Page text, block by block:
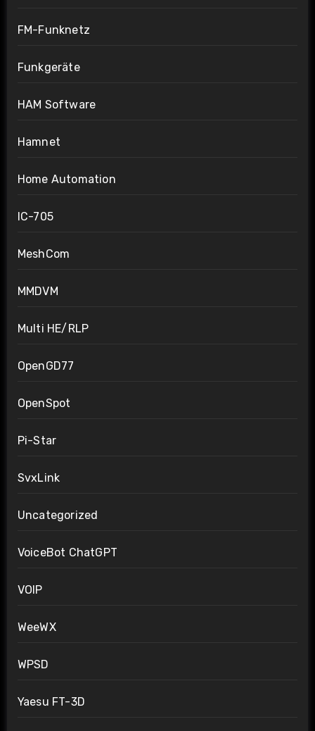
FM-Funknetz
Funkgeräte
HAM Software
Hamnet
Home Automation
IC-705
MeshCom
MMDVM
Multi HE/RLP
OpenGD77
OpenSpot
Pi-Star
SvxLink
Uncategorized
VoiceBot ChatGPT
VOIP
WeeWX
WPSD
Yaesu FT-3D